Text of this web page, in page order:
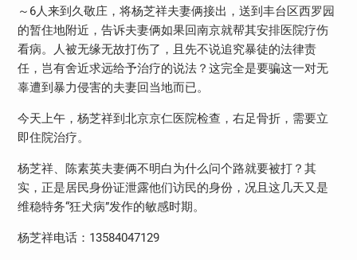
～6人来到久敬庄，将杨芝祥夫妻俩接出，送到丰台区西罗园
的暂住地附近，告诉夫妻俩如果回南京就帮其安排医院疗伤
看病。人被无缘无故打伤了，且先不说追究暴徒的法律责
任，岂有舍近求远给予治疗的说法？这完全是要骗这一对无
辜遭到暴力侵害的夫妻回当地而已。
今天上午，杨芝祥到北京京仁医院检查，右足骨折，需要立
即住院治疗。
杨芝祥、陈素英夫妻俩不明白为什么问个路就要被打？其
实，正是居民身份证泄露他们访民的身份，况且这几天又是
维稳特务“狂犬病”发作的敏感时期。
杨芝祥电话：13584047129